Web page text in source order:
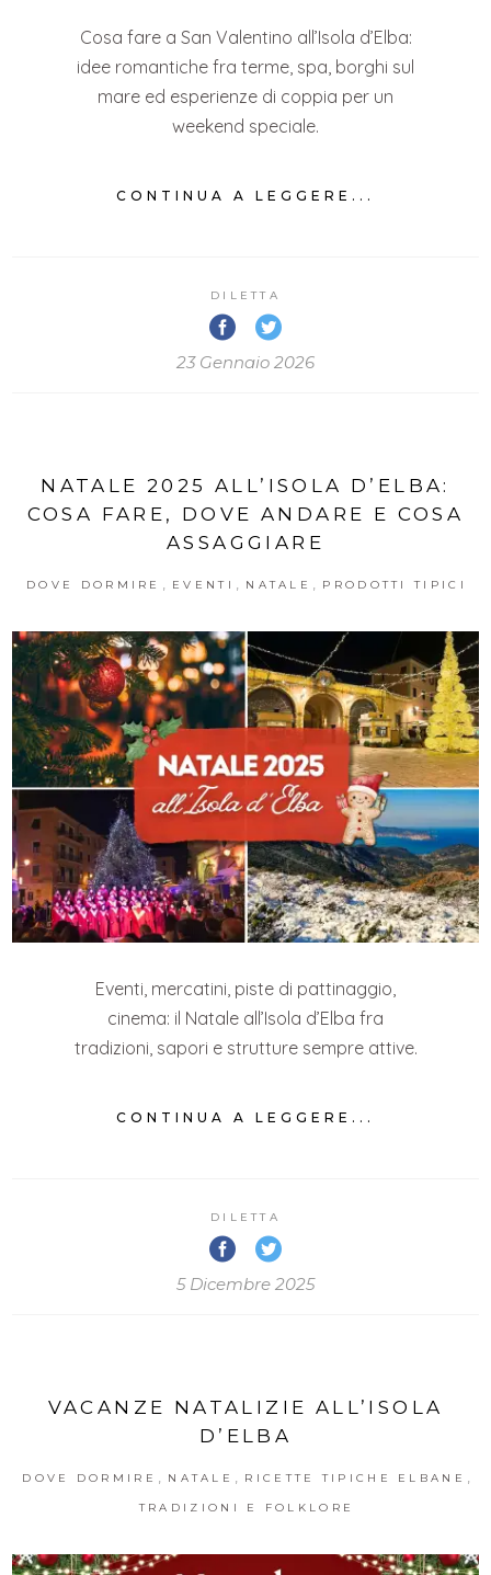
Cosa fare a San Valentino all’Isola d’Elba:
idee romantiche fra terme, spa, borghi sul
mare ed esperienze di coppia per un
weekend speciale.
CONTINUA A LEGGERE...
DILETTA
23 Gennaio 2026
NATALE 2025 ALL’ISOLA D’ELBA:
COSA FARE, DOVE ANDARE E COSA
ASSAGGIARE
DOVE DORMIRE , EVENTI , NATALE , PRODOTTI TIPICI
Eventi, mercatini, piste di pattinaggio,
cinema: il Natale all’Isola d’Elba fra
tradizioni, sapori e strutture sempre attive.
CONTINUA A LEGGERE...
DILETTA
5 Dicembre 2025
VACANZE NATALIZIE ALL’ISOLA
D’ELBA
DOVE DORMIRE NATALE RICETTE TIPICHE ELBANE
TRADIZIONI E FOLKLORE